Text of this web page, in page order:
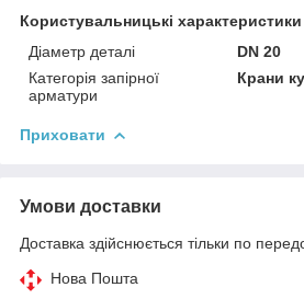
Користувальницькі характеристики
Діаметр деталі
DN 20
Категорія запірної
арматури
Крани
Приховати
Умови доставки
Доставка здійснюється тільки по
Нова Пошта